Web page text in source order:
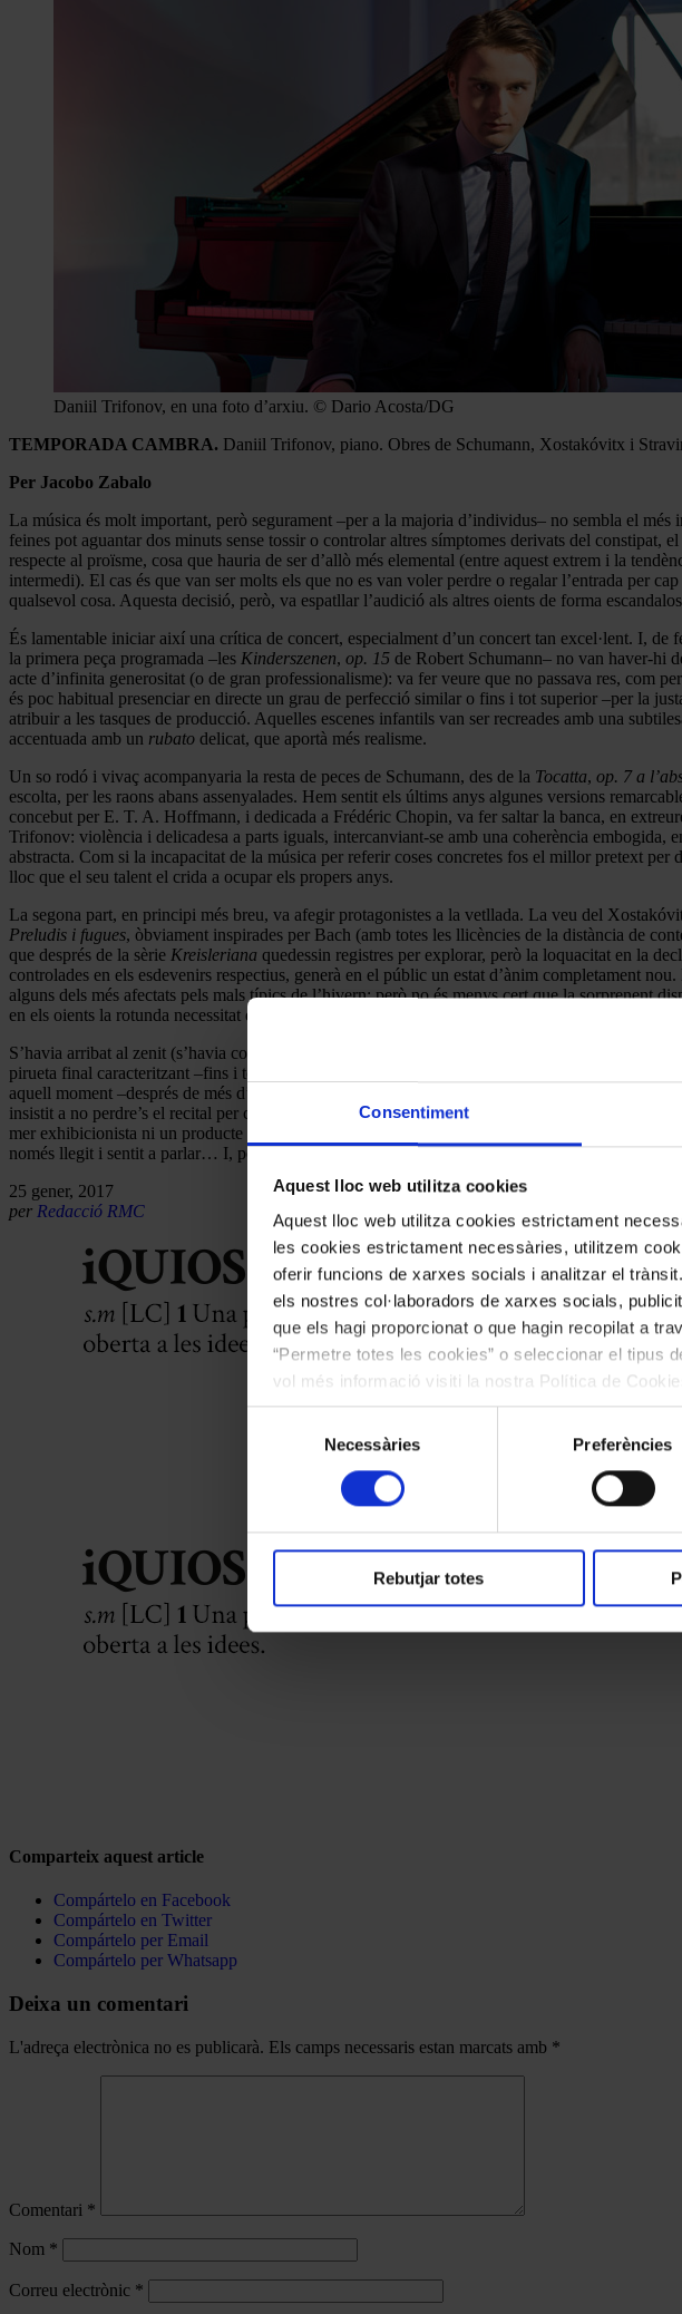
Consentiment
Aquest lloc web utilitza cookies
Aquest lloc web utilitza cookies estrictament
les cookies estrictament necessàries, utilitzem
oferir funcions de xarxes socials i analitzar el
els nostres col·laboradors de xarxes socials,
que els hagi proporcionat o que hagin recopilat a
“Permetre totes les cookies” o seleccionar el tipus
vol més informació visiti la nostra Política de
les cookies en qualsevol moment.
consentiment
Necessàries Preferències
Rebutjar totes
Daniil Trifonov, en una foto d’arxiu. © Dario Acosta/DG
TEMPORADA CAMBRA. Daniil Trifonov, piano. Obres de Schumann, Xostakóvitx i
Per Jacobo Zabalo
La música és molt important, però segurament –per a la majoria d’individus– no sembla el
feines pot aguantar dos minuts sense tossir o controlar altres símptomes derivats del
respecte al proïsme, cosa que hauria de ser d’allò més elemental (entre aquest extrem i la
intermedi). El cas és que van ser molts els que no es van voler perdre o regalar l’entrada per
qualsevol cosa. Aquesta decisió, però, va espatllar l’audició als altres oients de forma
És lamentable iniciar així una crítica de concert, especialment d’un concert tan excel·lent. I,
la primera peça programada –les Kinderszenen, op. 15 de Robert Schumann– no van haver-hi
acte d’infinita generositat (o de gran professionalisme): va fer veure que no passava res, com
és poc habitual presenciar en directe un grau de perfecció similar o fins i tot superior –per la
atribuir a les tasques de producció. Aquelles escenes infantils van ser recreades amb una
accentuada amb un rubato delicat, que aportà més realisme.
Un so rodó i vivaç acompanyaria la resta de peces de Schumann, des de la Tocatta, op. 7 a
escolta, per les raons abans assenyalades. Hem sentit els últims anys algunes versions
concebut per E. T. A. Hoffmann, i dedicada a Frédéric Chopin, va fer saltar la banca, en
Trifonov: violència i delicadesa a parts iguals, intercanviant-se amb una coherència embogida,
abstracta. Com si la incapacitat de la música per referir coses concretes fos el millor pretext
lloc que el seu talent el crida a ocupar els propers anys.
La segona part, en principi més breu, va afegir protagonistes a la vetllada. La veu del
Preludis i fugues, òbviament inspirades per Bach (amb totes les llicències de la distància de
que després de la sèrie Kreisleriana quedessin registres per explorar, però la loquacitat en la
controlades en els esdevenirs respectius, generà en el públic un estat d’ànim completament
alguns dels més afectats pels mals típics de l’hivern; però no és menys cert que la sorprenent
en els oients la rotunda necessitat de no interrompre, de deixar-se perdre en selves de tonalitats
S’havia arribat al zenit (s’havia complert la durada prevista del concert, d’acord amb unes
pirueta final caracteritzant –fins i tot físicament– Petruixka, el desventurat titella del ballet
aquell moment –després de més d’hora i mitja de recital a màxima intensitat– qualsevol
insistit a no perdre’s el recital per cap concepte, amb risc d’importunar la resta. Sens dubte, va
mer exhibicionista ni un producte de mercat –tot i l’entusiasme que demostra i la popularitat
només llegit i sentit a parlar… I, per fi, més enllà del sentit comú, podem gaudir.
25 gener, 2017
per Redacció RMC
Comparteix aquest article
Compártelo en Facebook
Compártelo en Twitter
Compártelo per Email
Compártelo per Whatsapp
Deixa un comentari
L'adreça electrònica no es publicarà. Els camps necessaris estan marcats amb *
Comentari *
Nom *
Correu electrònic *